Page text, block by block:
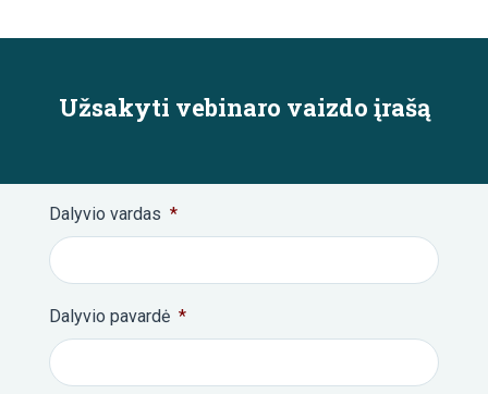
Užsakyti vebinaro vaizdo įrašą
Dalyvio vardas *
Dalyvio pavardė *